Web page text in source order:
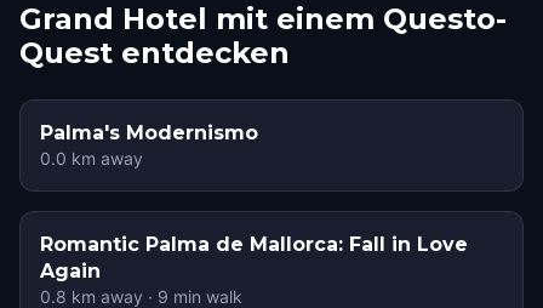
Grand Hotel mit einem Questo-
Quest entdecken
Palma's Modernismo
0.0 km away
Romantic Palma de Mallorca: Fall in Love
Again
0.8 km away · 9 min walk